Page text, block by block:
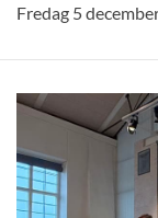
Fredag 5